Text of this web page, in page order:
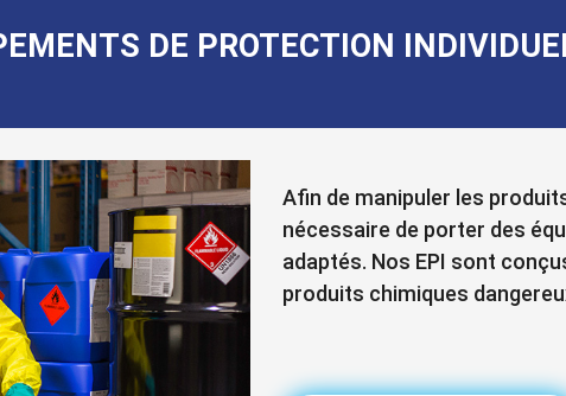
DE PROTECTION
Afin de manipuler les
nécessaire de porter des
adaptés. Nos EPI sont
produits chimiques